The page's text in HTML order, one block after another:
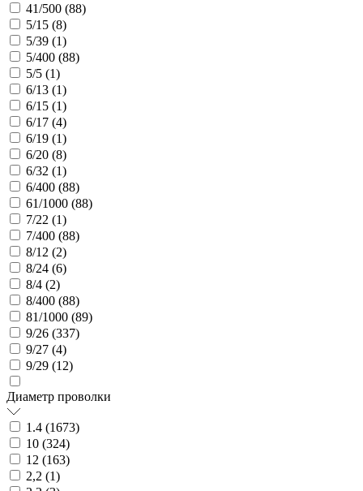
41/500 (88)
5/15 (8)
5/39 (1)
5/400 (88)
5/5 (1)
6/13 (1)
6/15 (1)
6/17 (4)
6/19 (1)
6/20 (8)
6/32 (1)
6/400 (88)
61/1000 (88)
7/22 (1)
7/400 (88)
8/12 (2)
8/24 (6)
8/4 (2)
8/400 (88)
81/1000 (89)
9/26 (337)
9/27 (4)
9/29 (12)
Диаметр проволки
1.4 (1673)
10 (324)
12 (163)
2,2 (1)